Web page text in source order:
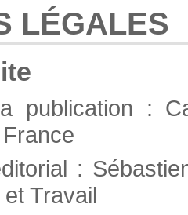
LÉGALES
publication :
:
Travail